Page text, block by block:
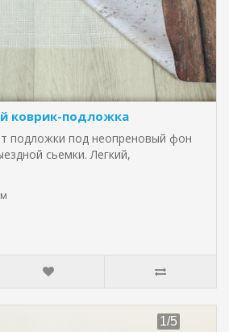
коврик-подложка
подложки под неопреновый фон
сьемки. Легкий,